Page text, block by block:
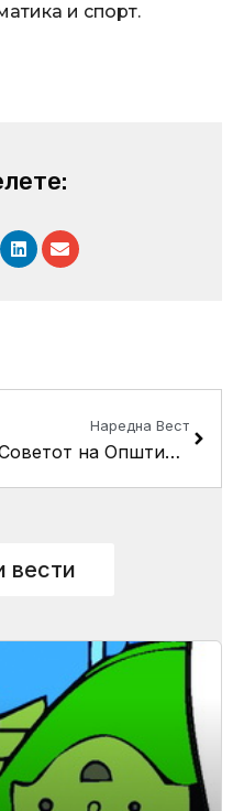
и спорт.
Наредна Вест
Советот на Општина Кисела Вода ќе ја одржи петнаесеттата пленарна седница
вести